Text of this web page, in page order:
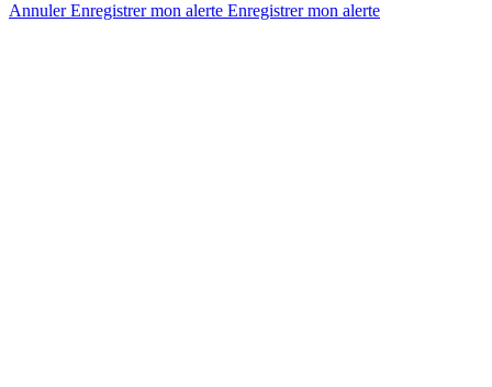
AnnulerEnregistrer mon alerte Enregistrermon alerte